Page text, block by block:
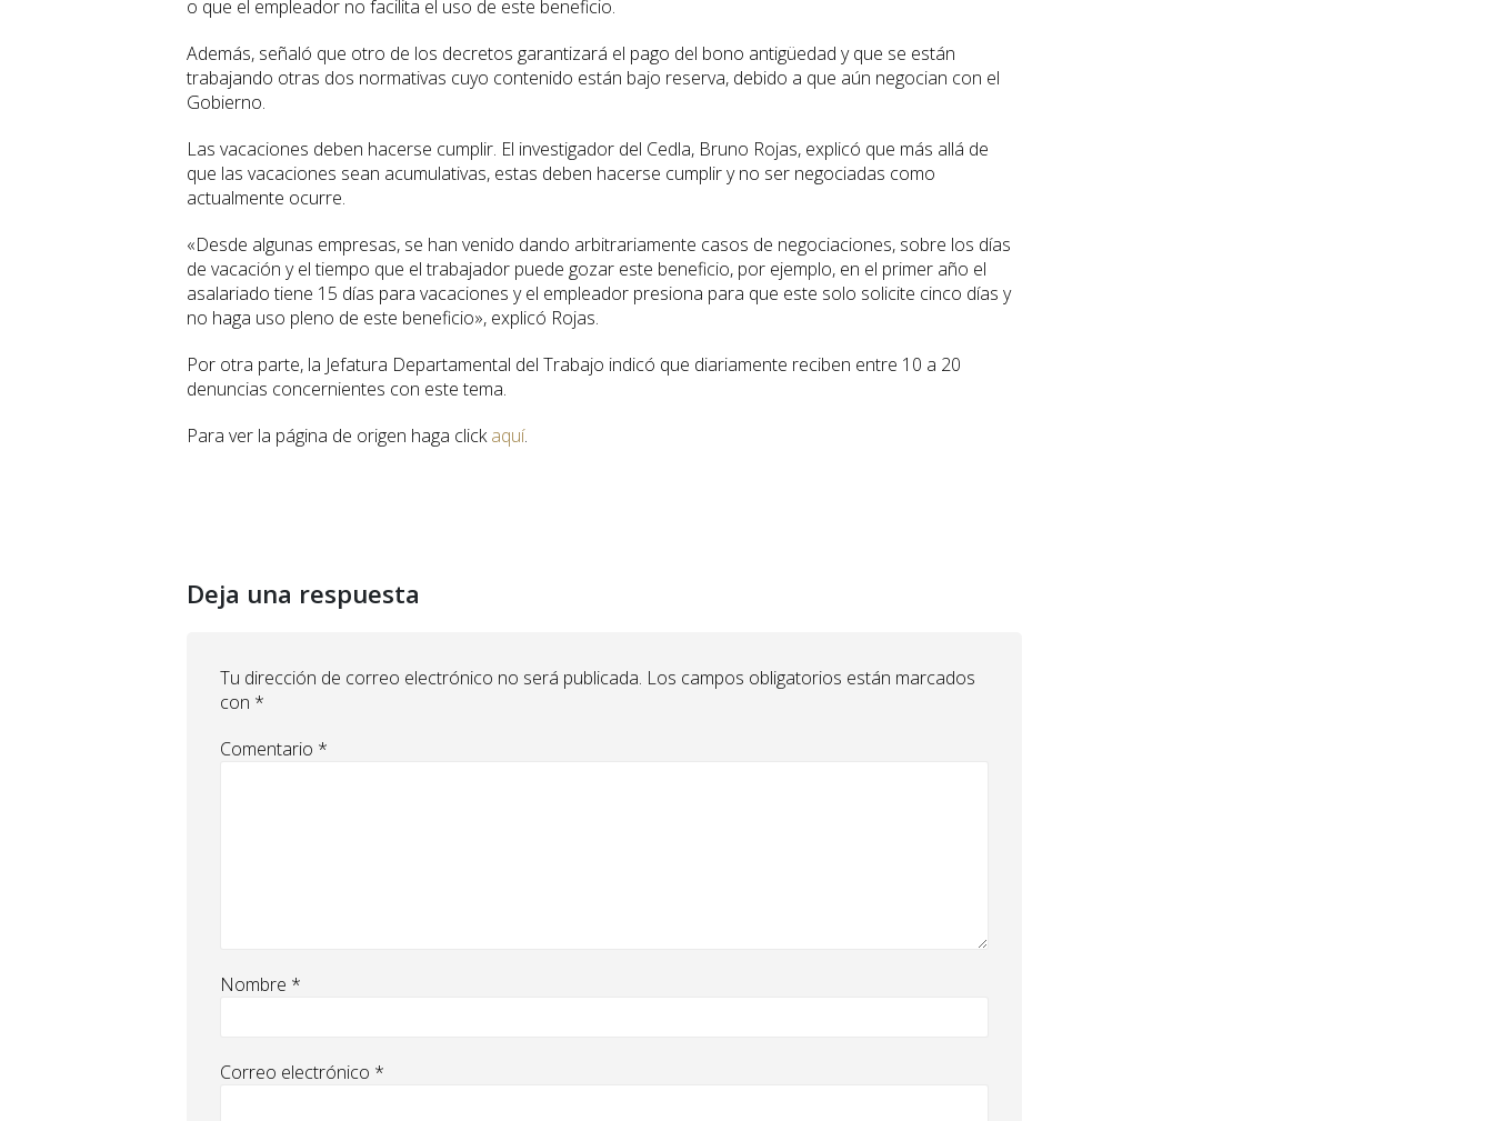
o que el empleador no facilita el uso de este beneficio.
Además, señaló que otro de los decretos garantizará el pago del bono antigüedad y que se están
trabajando otras dos normativas cuyo contenido están bajo reserva, debido a que aún negocian con el
Gobierno.
Las vacaciones deben hacerse cumplir. El investigador del Cedla, Bruno Rojas, explicó que más allá de
que las vacaciones sean acumulativas, estas deben hacerse cumplir y no ser negociadas como
actualmente ocurre.
«Desde algunas empresas, se han venido dando arbitrariamente casos de negociaciones, sobre los días
de vacación y el tiempo que el trabajador puede gozar este beneficio, por ejemplo, en el primer año el
asalariado tiene 15 días para vacaciones y el empleador presiona para que este solo solicite cinco días y
no haga uso pleno de este beneficio», explicó Rojas.
Por otra parte, la Jefatura Departamental del Trabajo indicó que diariamente reciben entre 10 a 20
denuncias concernientes con este tema.
Para ver la página de origen haga clickaquí.
Deja una respuesta
Tu dirección de correo electrónico no será publicada. Los campos obligatorios están marcados
con *
Comentario *
Nombre *
Correo electrónico *